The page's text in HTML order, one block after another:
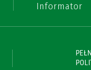
Informator